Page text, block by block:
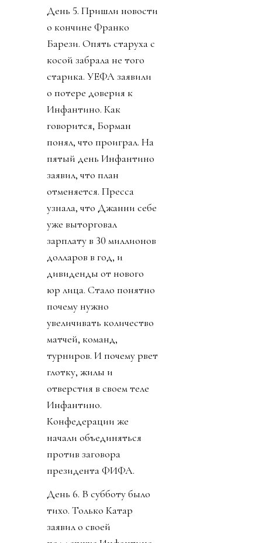
День 5. Пришли новости
о кончине Франко
Барези. Опять старуха с
косой забрала не того
старика. УЕФА заявили
о потере доверия к
Инфантино. Как
говорится, Борман
понял, что проиграл. На
пятый день Инфантино
заявил, что план
отменяется. Пресса
узнала, что Джанни себе
уже выторговал
зарплату в 30 миллионов
долларов в год, и
дивиденды от нового
юр лица. Стало понятно
почему нужно
увеличивать количество
матчей, команд,
турниров. И почему рвет
глотку, жилы и
отверстия в своем теле
Инфантино.
Конфедерации же
начали объединяться
против заговора
президента ФИФА.
День 6. В субботу было
тихо. Только Катар
заявил о своей